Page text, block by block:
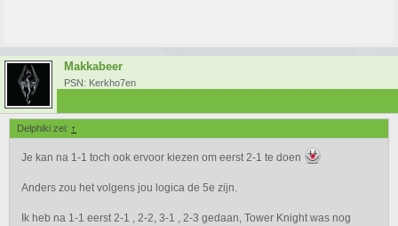
Makkabeer
PSN: Kerkho7en
Delphiki zei: ↑
Je kan na 1-1 toch ook ervoor kiezen om eerst 2-1 te doen
Anders zou het volgens jou logica de 5e zijn.
Ik heb na 1-1 eerst 2-1 , 2-2, 3-1 , 2-3 gedaan, Tower Knight was nog